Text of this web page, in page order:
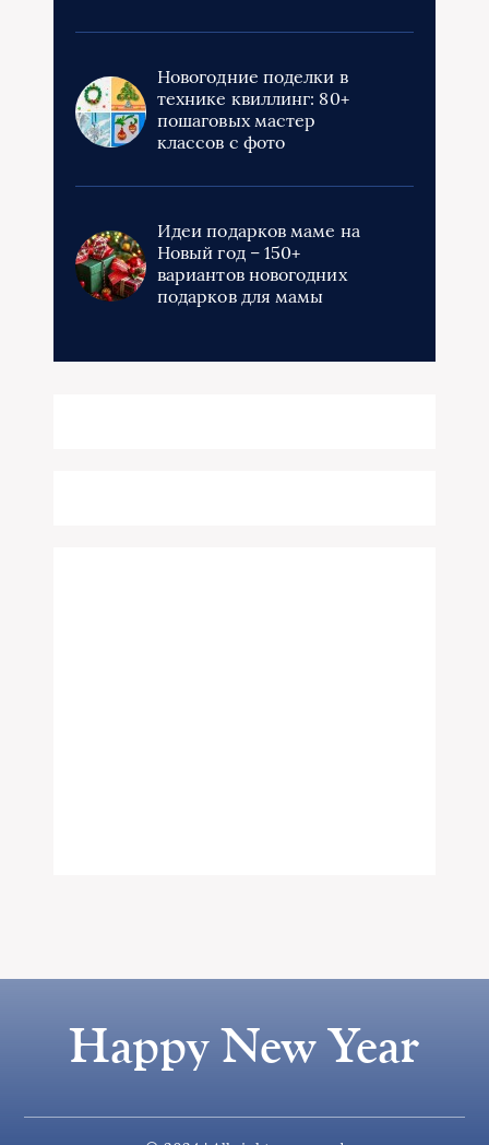
Новогодние поделки в
технике квиллинг: 80+
пошаговых мастер
классов с фото
Идеи подарков маме на
Новый год – 150+
вариантов новогодних
подарков для мамы
Happy New Year